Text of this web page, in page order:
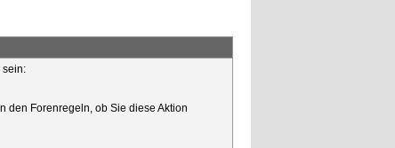
sein:
den Forenregeln, ob Sie diese Aktion